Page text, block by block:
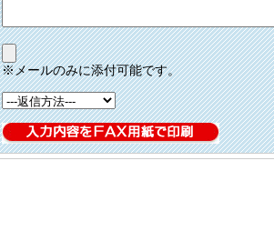
※メールのみに添付可能です。